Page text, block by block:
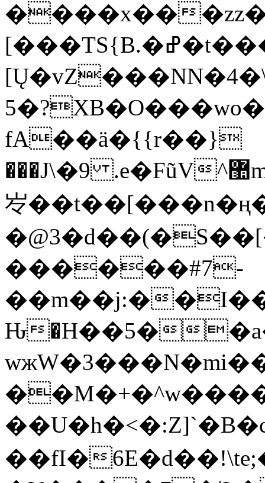
����x��
[���TS{B.�ߝ�t����{
fA��ӓ�{{r��}
���J\�9 .e�FũV^޺ms����'�7K���[���K�p;��(��R�.��a����>��>W�v�>�׮D3z$�Ѣ�l��GU�Q�Ԛ��E�Z�J�Wej>p;lMۛ�������w��p$�.5��c�f.5��
㞮
������#7-
��m��j:�
Ԋ�H��5�
��fI�